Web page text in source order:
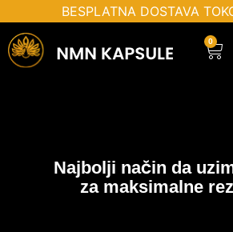
BESPLATNA DOSTAVA
садржај
0
Cart
Najbolji način da
za maksimalne